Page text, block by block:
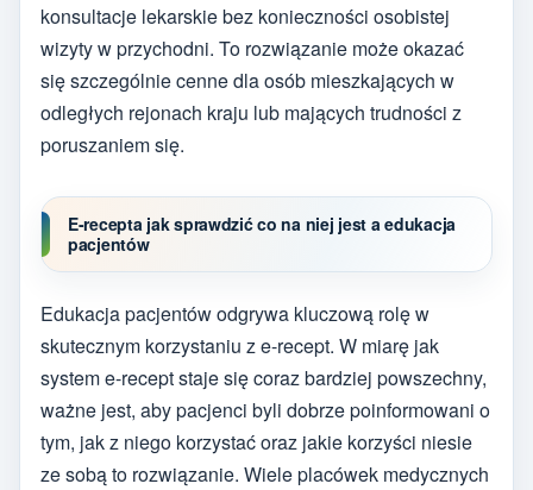
konsultacje lekarskie bez konieczności osobistej
wizyty w przychodni. To rozwiązanie może okazać
się szczególnie cenne dla osób mieszkających w
odległych rejonach kraju lub mających trudności z
poruszaniem się.
E-recepta jak sprawdzić co na niej jest a edukacja
pacjentów
Edukacja pacjentów odgrywa kluczową rolę w
skutecznym korzystaniu z e-recept. W miarę jak
system e-recept staje się coraz bardziej powszechny,
ważne jest, aby pacjenci byli dobrze poinformowani o
tym, jak z niego korzystać oraz jakie korzyści niesie
ze sobą to rozwiązanie. Wiele placówek medycznych